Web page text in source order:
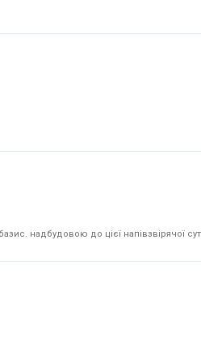
надбудовою до цієї напівзвірячої